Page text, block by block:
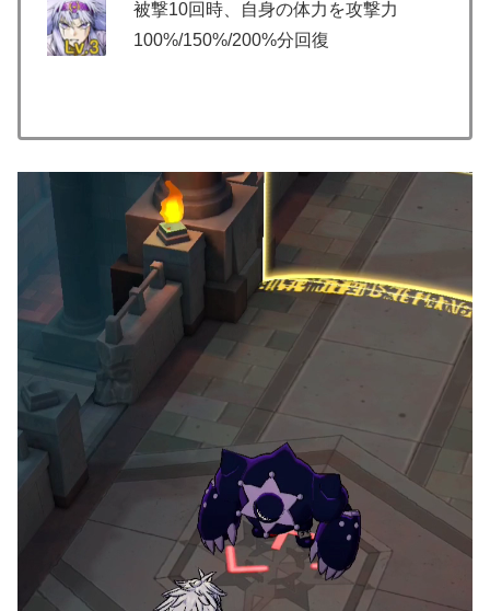
被撃10回時、自身の体力を攻撃力
100%/150%/200%分回復